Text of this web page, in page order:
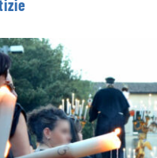
dei Ceri 2026 – IL